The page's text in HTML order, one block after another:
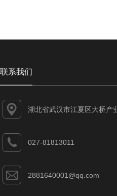
联系我们
湖北省武汉市江夏区大桥产
027-81813011
2881640001@qq.com